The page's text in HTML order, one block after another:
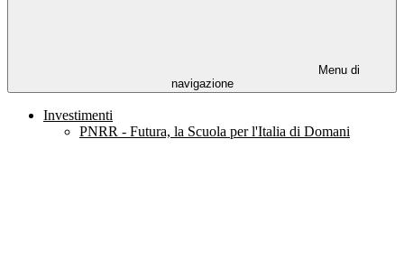
Menu di
navigazione
Investimenti
PNRR - Futura, la Scuola per l'Italia di Domani